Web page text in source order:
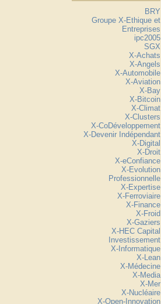
BRY
Groupe X-Ethique et
Entreprises
ipc2005
SGX
X-Achats
X-Angels
X-Automobile
X-Aviation
X-Bay
X-Bitcoin
X-Climat
X-Clusters
X-CoDéveloppement
X-Devenir Indépendant
X-Digital
X-Droit
X-eConfiance
X-Evolution
Professionnelle
X-Expertise
X-Ferroviaire
X-Finance
X-Froid
X-Gaziers
X-HEC Capital
Investissement
X-Informatique
X-Lean
X-Médecine
X-Media
X-Mer
X-Nucléaire
X-Open-Innovation